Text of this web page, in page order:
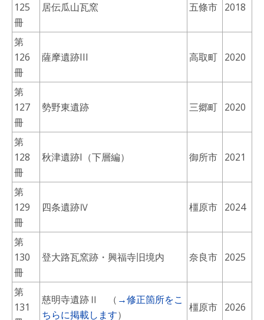
125
冊
居伝瓜山瓦窯 五條市 2018
第
126
冊
薩摩遺跡III 高取町 2020
第
127
冊
勢野東遺跡 三郷町 2020
第
128
冊
秋津遺跡I（下層編） 御所市 2021
第
129
冊
四条遺跡Ⅳ 橿原市 2024
第
130
冊
登大路瓦窯跡・興福寺旧境内 奈良市 2025
第
131
慈明寺遺跡Ⅱ （ →修正箇所をこ
ちらに掲載します）
橿原市 2026